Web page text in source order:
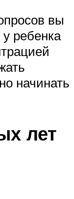
вы
у ребенка
начинать
лет